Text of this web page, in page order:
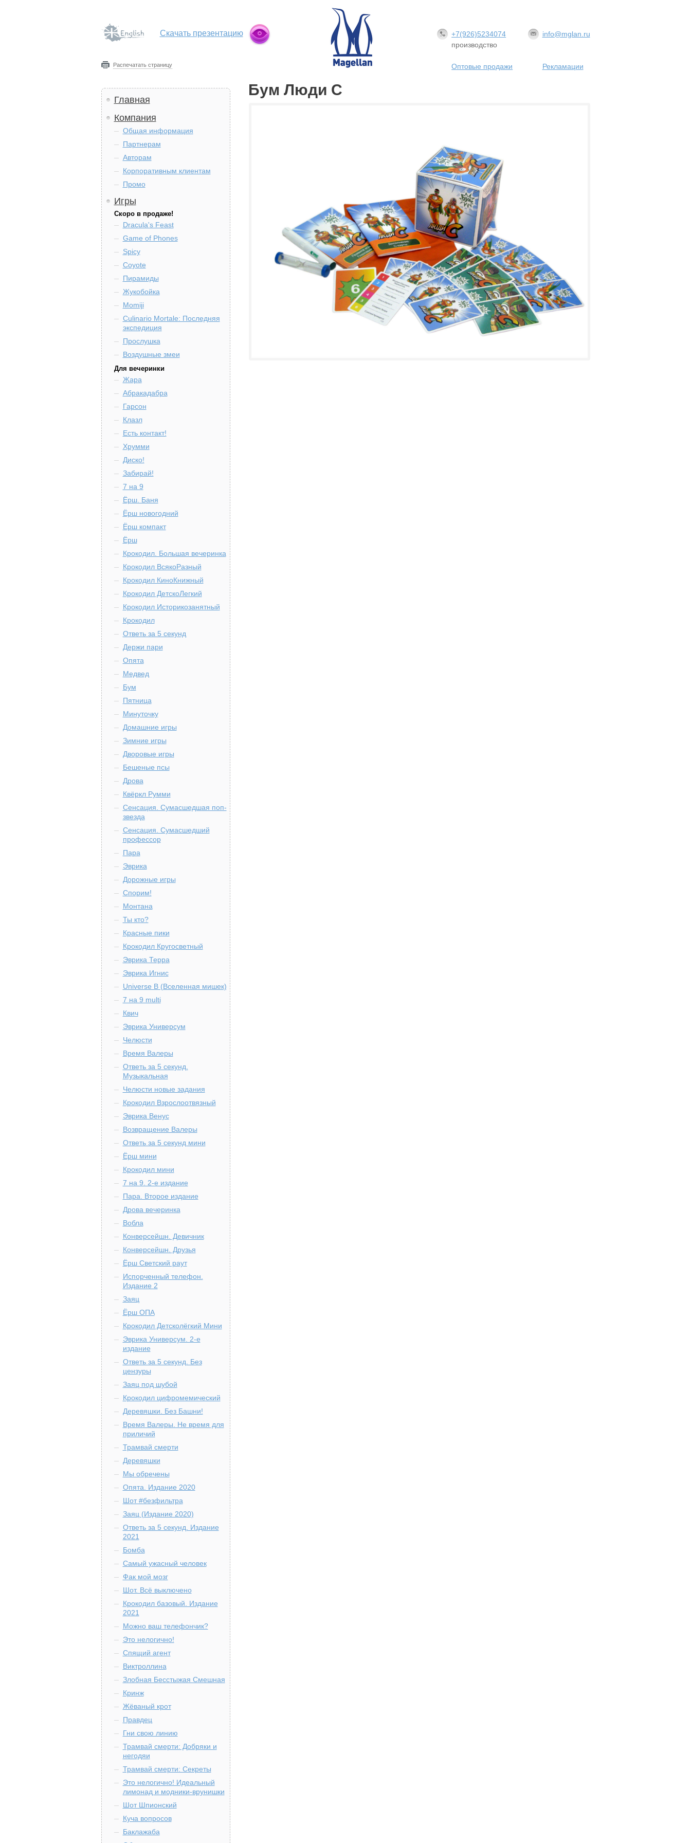
Скачать презентацию info@mglan.ru
Рекламации
+7(926)5234074
производство
Оптовые продажи
Распечатать страницу
Главная
Компания
Общая информация
Партнерам
Авторам
Корпоративным клиентам
Промо
Игры
Скоро в продаже!
Dracula's Feast
Game of Phones
Spicy
Coyote
Пирамиды
Жукобойка
Momiji
Culinario Mortale: Последняя
экспедиция
Прослушка
Воздушные змеи
Для вечеринки
Жара
Абракадабра
Гарсон
Клазл
Есть контакт!
Хрумми
Диско!
Забирай!
7 на 9
Ёрш. Баня
Ёрш новогодний
Ёрш компакт
Ёрш
Крокодил. Большая вечеринка
Крокодил ВсякоРазный
Крокодил КиноКнижный
Крокодил ДетскоЛегкий
Крокодил Историкозанятный
Крокодил
Ответь за 5 секунд
Держи пари
Опята
Медвед
Бум
Пятница
Минуточку
Домашние игры
Зимние игры
Дворовые игры
Бешеные псы
Дрова
Квёркл Румми
Сенсация. Сумасшедшая поп-
звезда
Сенсация. Сумасшедший
профессор
Пара
Эврика
Дорожные игры
Спорим!
Монтана
Ты кто?
Красные пики
Крокодил Кругосветный
Эврика Терра
Эврика Игнис
Universe B (Вселенная мишек)
7 на 9 multi
Квич
Эврика Универсум
Челюсти
Время Валеры
Ответь за 5 секунд.
Музыкальная
Челюсти новые задания
Крокодил Взрослоотвязный
Эврика Венус
Возвращение Валеры
Ответь за 5 секунд мини
Ёрш мини
Крокодил мини
7 на 9. 2-е издание
Пара. Второе издание
Дрова вечеринка
Вобла
Конверсейшн. Девичник
Конверсейшн. Друзья
Ёрш Светский раут
Испорченный телефон.
Издание 2
Заяц
Ёрш ОПА
Крокодил Детсколёгкий Мини
Эврика Универсум. 2-е
издание
Ответь за 5 секунд. Без
цензуры
Заяц под шубой
Крокодил цифромемический
Деревяшки. Без Башни!
Время Валеры. Не время для
приличий
Трамвай смерти
Деревяшки
Мы обречены
Опята. Издание 2020
Шот #безфильтра
Заяц (Издание 2020)
Ответь за 5 секунд. Издание
2021
Бомба
Самый ужасный человек
Фак мой мозг
Шот. Всё выключено
Крокодил базовый. Издание
2021
Можно ваш телефончик?
Это нелогично!
Спящий агент
Виктроллина
Злобная Бесстыжая Смешная
Кринж
Жёваный крот
Правдец
Гни свою линию
Трамвай смерти: Добряки и
негодяи
Трамвай смерти: Секреты
Это нелогично! Идеальный
лимонад и модники-врунишки
Шот Шпионский
Куча вопросов
Баклажаба
Бум Люди С